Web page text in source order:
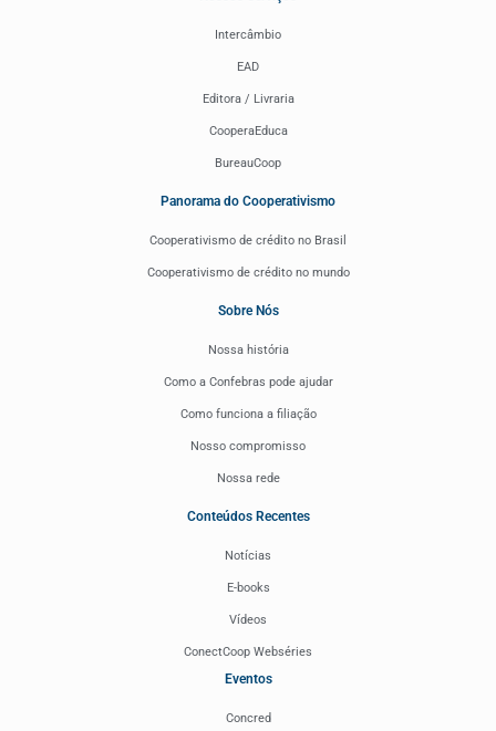
Intercâmbio
EAD
Editora / Livraria
CooperaEduca
BureauCoop
Panorama do Cooperativismo
Cooperativismo de crédito no Brasil
Cooperativismo de crédito no mundo
Sobre Nós
Nossa história
Como a Confebras pode ajudar
Como funciona a filiação
Nosso compromisso
Nossa rede
Conteúdos Recentes
Notícias
E-books
Vídeos
ConectCoop Webséries
Eventos
Concred